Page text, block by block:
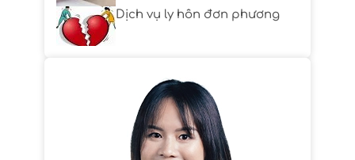
Dịch vụ ly hôn đơn phương